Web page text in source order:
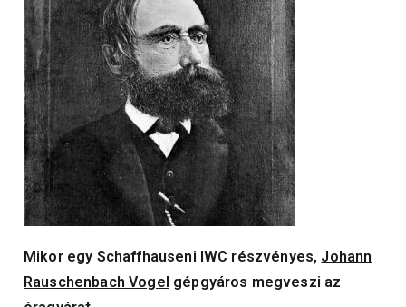
Mikor egy Schaffhauseni IWC részvényes, Johann
Rauschenbach Vogel gépgyáros megveszi az